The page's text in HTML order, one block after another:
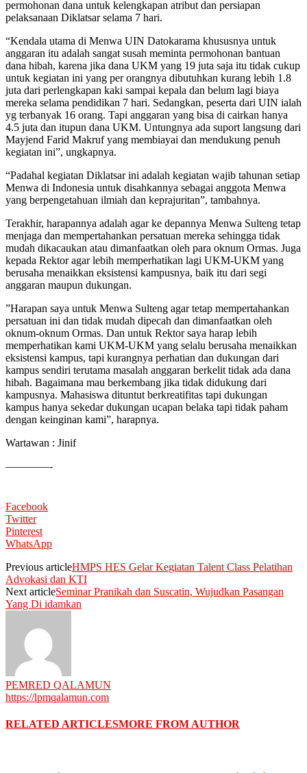
permohonan dana untuk kelengkapan atribut dan persiapan
pelaksanaan Diklatsar selama 7 hari.
“Kendala utama di Menwa UIN Datokarama khususnya untuk
anggaran itu adalah sangat susah meminta permohonan bantuan
dana hibah, karena jika dana UKM yang 19 juta saja itu tidak cukup
untuk kegiatan ini yang per orangnya dibutuhkan kurang lebih 1.8
juta dari perlengkapan kaki sampai kepala dan belum lagi biaya
mereka selama pendidikan 7 hari. Sedangkan, peserta dari UIN ialah
yg terbanyak 16 orang. Tapi anggaran yang bisa di cairkan hanya
4.5 juta dan itupun dana UKM. Untungnya ada suport langsung dari
Mayjend Farid Makruf yang membiayai dan mendukung penuh
kegiatan ini”, ungkapnya.
“Padahal kegiatan Diklatsar ini adalah kegiatan wajib tahunan setiap
Menwa di Indonesia untuk disahkannya sebagai anggota Menwa
yang berpengetahuan ilmiah dan keprajuritan”, tambahnya.
Terakhir, harapannya adalah agar ke depannya Menwa Sulteng tetap
menjaga dan mempertahankan persatuan mereka sehingga tidak
mudah dikacaukan atau dimanfaatkan oleh para oknum Ormas. Juga
kepada Rektor agar lebih memperhatikan lagi UKM-UKM yang
berusaha menaikkan eksistensi kampusnya, baik itu dari segi
anggaran maupun dukungan.
”Harapan saya untuk Menwa Sulteng agar tetap mempertahankan
persatuan ini dan tidak mudah dipecah dan dimanfaatkan oleh
oknum-oknum Ormas. Dan untuk Rektor saya harap lebih
memperhatikan kami UKM-UKM yang selalu berusaha menaikkan
eksistensi kampus, tapi kurangnya perhatian dan dukungan dari
kampus sendiri terutama masalah anggaran berkelit tidak ada dana
hibah. Bagaimana mau berkembang jika tidak didukung dari
kampusnya. Mahasiswa dituntut berkreatifitas tapi dukungan
kampus hanya sekedar dukungan ucapan belaka tapi tidak paham
dengan keinginan kami”, harapnya.
Wartawan : Jinif
————-
Facebook
Twitter
Pinterest
WhatsApp
Previous articleHMPS HES Gelar Kegiatan Talent Class Pelatihan
Advokasi dan KTI
Next articleSeminar Pranikah dan Suscatin, Wujudkan Pasangan
Yang Di idamkan
PEMRED QALAMUN
https://lpmqalamun.com
RELATED ARTICLESMORE FROM AUTHOR